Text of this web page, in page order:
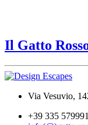
Il Gatto
Via Vesuvio,
+39 335